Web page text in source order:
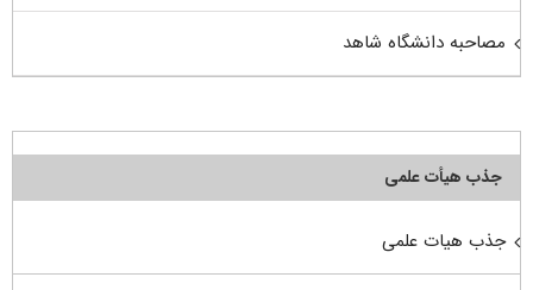
مصاحبه دانشگاه شاهد
جذب هیأت علمی
جذب هیات علمی